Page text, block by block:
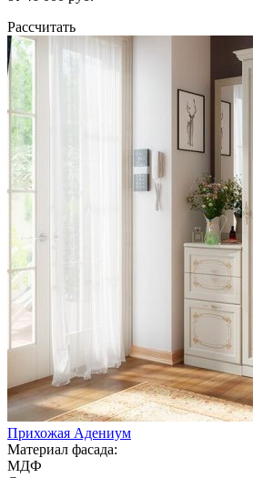
Рассчитать
Прихожая Адениум
Материал фасада:
МДФ